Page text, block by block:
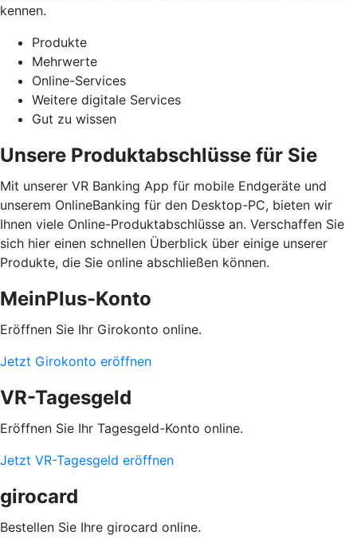
kennen.
Produkte
Mehrwerte
Online-Services
Weitere digitale Services
Gut zu wissen
Unsere Produktabschlüsse für Sie
Mit unserer VR Banking App für mobile Endgeräte und
unserem OnlineBanking für den Desktop-PC, bieten wir
Ihnen viele Online-Produktabschlüsse an. Verschaffen Sie
sich hier einen schnellen Überblick über einige unserer
Produkte, die Sie online abschließen können.
MeinPlus-Konto
Eröffnen Sie Ihr Girokonto online.
Jetzt Girokonto eröffnen
VR-Tagesgeld
Eröffnen Sie Ihr Tagesgeld-Konto online.
Jetzt VR-Tagesgeld eröffnen
girocard
Bestellen Sie Ihre girocard online.